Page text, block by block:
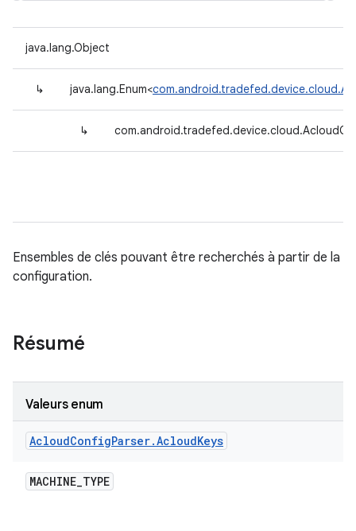
java.lang.Object
↳ java.lang.Enum<
↳
Ensembles de clés pouvant être recherchés à partir de la
configuration.
Résumé
Valeurs enum
AcloudConfigParser.AcloudKeys
MACHINE_TYPE